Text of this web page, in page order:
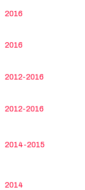
2016
2016
2012-2016
2012-2016
2014-2015
2014